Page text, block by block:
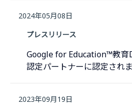
2024年05月08日
プレスリリース
Google for Education™教育
認定パートナーに認定され
2023年09月19日